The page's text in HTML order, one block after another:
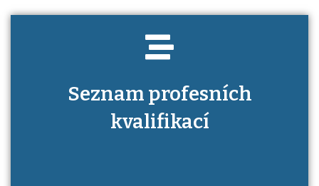
Seznam profesních
kvalifikací